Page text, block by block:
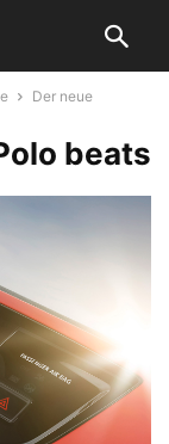
Der neue
beats